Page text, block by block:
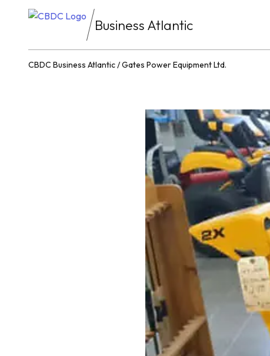
Business Atlantic
CBDC Business Atlantic/Gates Power Equipment Ltd.